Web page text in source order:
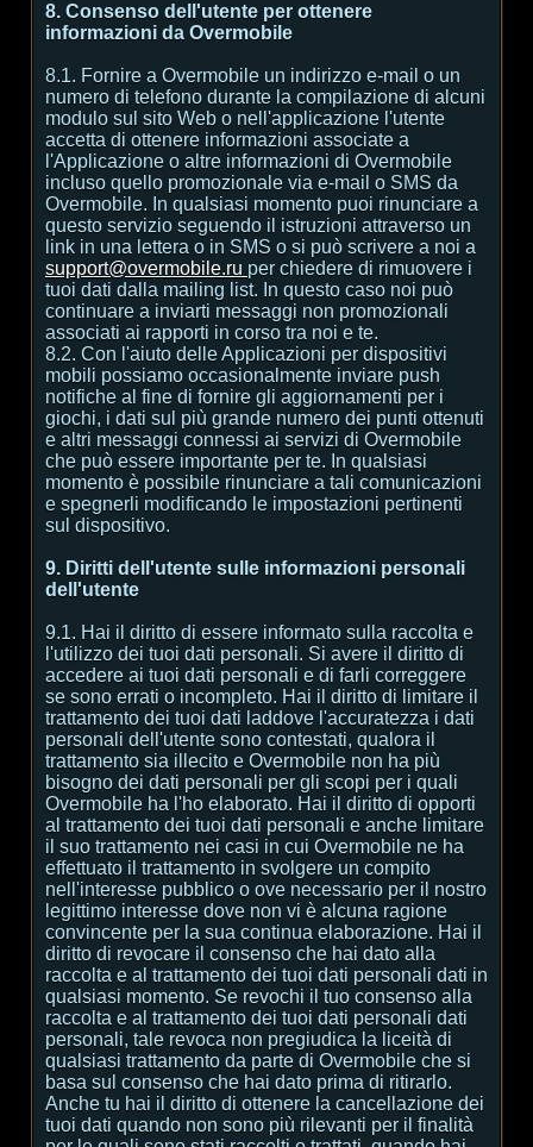
8. Consenso dell'utente per ottenere
informazioni da Overmobile
8.1. Fornire a Overmobile un indirizzo e-mail o un
numero di telefono durante la compilazione di alcuni
modulo sul sito Web o nell'applicazione l'utente
accetta di ottenere informazioni associate a
l'Applicazione o altre informazioni di Overmobile
incluso quello promozionale via e-mail o SMS da
Overmobile. In qualsiasi momento puoi rinunciare a
questo servizio seguendo il istruzioni attraverso un
link in una lettera o in SMS o si può scrivere a noi a
support@overmobile.ru per chiedere di rimuovere i
tuoi dati dalla mailing list. In questo caso noi può
continuare a inviarti messaggi non promozionali
associati ai rapporti in corso tra noi e te.
8.2. Con l'aiuto delle Applicazioni per dispositivi
mobili possiamo occasionalmente inviare push
notifiche al fine di fornire gli aggiornamenti per i
giochi, i dati sul più grande numero dei punti ottenuti
e altri messaggi connessi ai servizi di Overmobile
che può essere importante per te. In qualsiasi
momento è possibile rinunciare a tali comunicazioni
e spegnerli modificando le impostazioni pertinenti
sul dispositivo.
9. Diritti dell'utente sulle informazioni personali
dell'utente
9.1. Hai il diritto di essere informato sulla raccolta e
l'utilizzo dei tuoi dati personali. Si avere il diritto di
accedere ai tuoi dati personali e di farli correggere
se sono errati o incompleto. Hai il diritto di limitare il
trattamento dei tuoi dati laddove l'accuratezza i dati
personali dell'utente sono contestati, qualora il
trattamento sia illecito e Overmobile non ha più
bisogno dei dati personali per gli scopi per i quali
Overmobile ha l'ho elaborato. Hai il diritto di opporti
al trattamento dei tuoi dati personali e anche limitare
il suo trattamento nei casi in cui Overmobile ne ha
effettuato il trattamento in svolgere un compito
nell'interesse pubblico o ove necessario per il nostro
legittimo interesse dove non vi è alcuna ragione
convincente per la sua continua elaborazione. Hai il
diritto di revocare il consenso che hai dato alla
raccolta e al trattamento dei tuoi dati personali dati in
qualsiasi momento. Se revochi il tuo consenso alla
raccolta e al trattamento dei tuoi dati personali dati
personali, tale revoca non pregiudica la liceità di
qualsiasi trattamento da parte di Overmobile che si
basa sul consenso che hai dato prima di ritirarlo.
Anche tu hai il diritto di ottenere la cancellazione dei
tuoi dati quando non sono più rilevanti per il finalità